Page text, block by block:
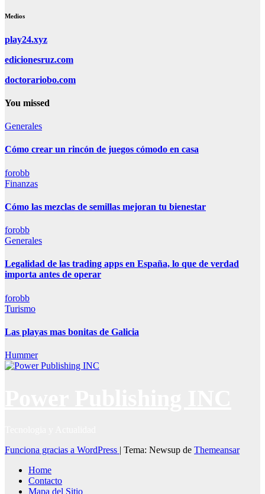
Medios
play24.xyz
edicionesruz.com
doctorariobo.com
You missed
Generales
Cómo crear un rincón de juegos cómodo en casa
forobb
Finanzas
Cómo las mezclas de semillas mejoran tu bienestar
forobb
Generales
Legalidad de las trading apps en España, lo que de verdad
importa antes de operar
forobb
Turismo
Las playas mas bonitas de Galicia
Hummer
Funciona gracias a WordPress | Tema: Newsup de Themeansar
Home
Contacto
Mapa del Sitio